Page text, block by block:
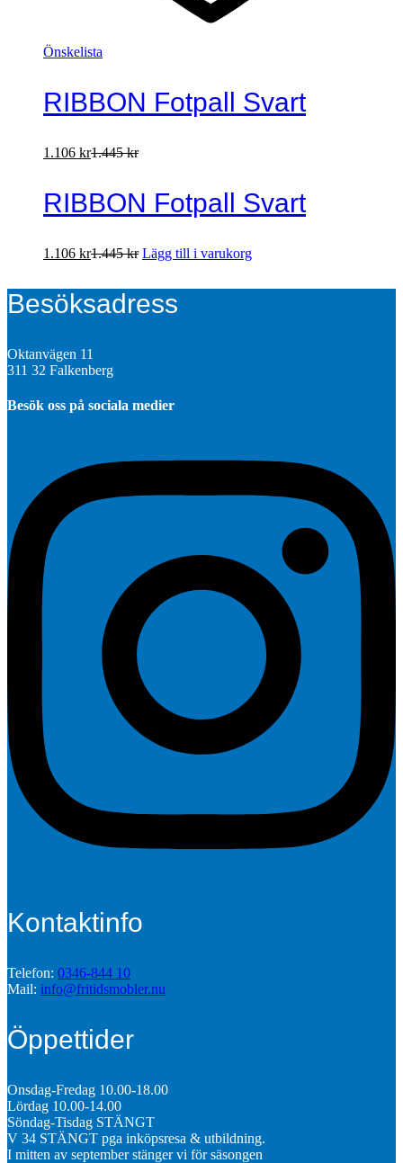
Önskelista
RIBBON Fotpall Svart
1.106 kr1.445kr
RIBBON Fotpall Svart
1.106 kr1.445kr Lägg till i varukorg
Besöksadress
Oktanvägen 11
311 32 Falkenberg
Besök oss på sociala medier
Kontaktinfo
Telefon: 0346-844 10
Mail: info@fritidsmobler.nu
Öppettider
Onsdag-Fredag 10.00-18.00
Lördag 10.00-14.00
Söndag-Tisdag STÄNGT
V 34 STÄNGT pga inköpsresa & utbildning.
I mitten av september stänger vi för säsongen